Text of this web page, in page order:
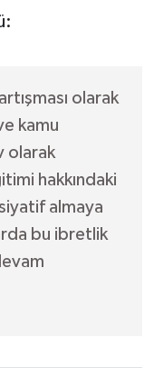
olarak
kamu
olarak
hakkındaki
almaya
bu ibretlik